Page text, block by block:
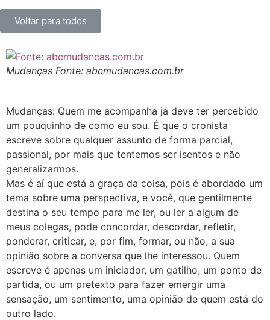
Voltar para todos
Mudanças Fonte: abcmudancas.com.br
Mudanças: Quem me acompanha já deve ter percebido
um pouquinho de como eu sou. É que o cronista
escreve sobre qualquer assunto de forma parcial,
passional, por mais que tentemos ser isentos e não
generalizarmos.
Mas é aí que está a graça da coisa, pois é abordado um
tema sobre uma perspectiva, e você, que gentilmente
destina o seu tempo para me ler, ou ler a algum de
meus colegas, pode concordar, descordar, refletir,
ponderar, criticar, e, por fim, formar, ou não, a sua
opinião sobre a conversa que lhe interessou. Quem
escreve é apenas um iniciador, um gatilho, um ponto de
partida, ou um pretexto para fazer emergir uma
sensação, um sentimento, uma opinião de quem está do
outro lado.